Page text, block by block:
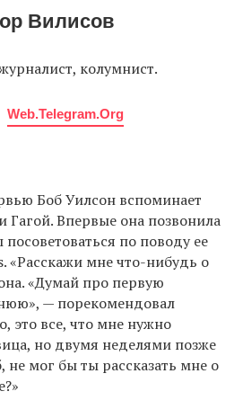
Вилисов
колумнист.
Web.telegram.org
Боб Уилсон вспоминает
Гагой. Впервые она позвонила
по поводу ее
«Расскажи мне что-нибудь о
«Думай про первую
— порекомендовал
это все, что мне нужно
но двумя неделями позже
не мог бы ты рассказать мне о